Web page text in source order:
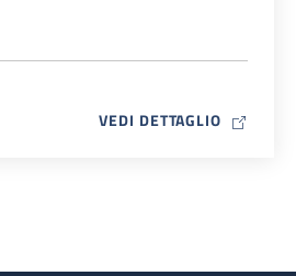
VEDI DETTAGLIO MAP ICON